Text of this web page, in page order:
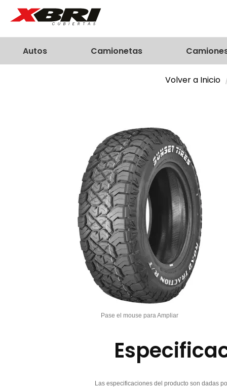
Autos Camionetas
Volver a Inicio
Pase el mouse para Ampliar
Las especificaciones del producto son dadas